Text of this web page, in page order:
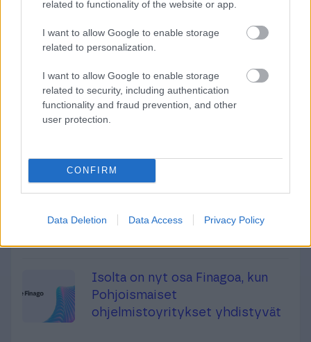
related to functionality of the website or app.
I want to allow Google to enable storage
related to personalization.
I want to allow Google to enable storage
related to security, including authentication
functionality and fraud prevention, and other
user protection.
CONFIRM
Data Deletion Data Access Privacy Policy
Related articles
toimitusjohtajana
uudistus todistaa
Isolta on nyt osa Finagoa, kun
Pohjoismaiset
ohjelmistoyritykset yhdistyvät